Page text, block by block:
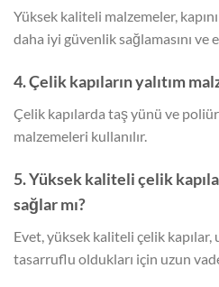
Yüksek kaliteli malzemeler,
daha iyi güvenlik sağlamasını ve
4. Çelik kapıların yalıtım
Çelik kapılarda taş yünü ve
malzemeleri kullanılır.
5. Yüksek kaliteli çelik
sağlar mı?
Evet, yüksek kaliteli çelik
tasarruflu oldukları için uzun